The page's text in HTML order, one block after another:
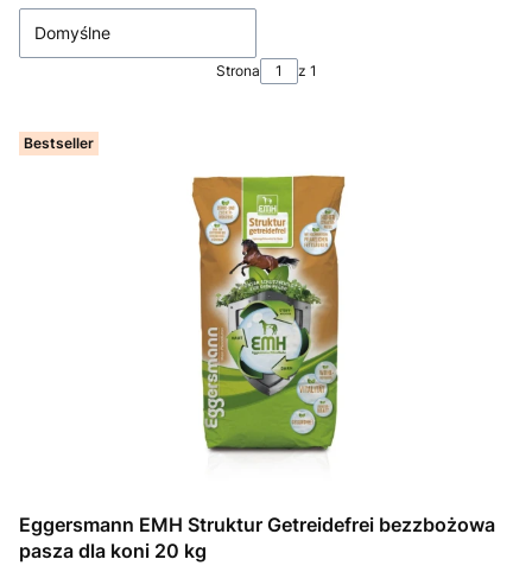
Domyślne
Strona z 1
Bestseller
Eggersmann EMH Struktur Getreidefrei bezzbożowa
pasza dla koni 20 kg